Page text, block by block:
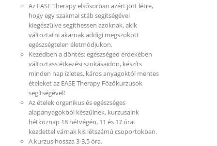
Az EASE Therapy elsősorban azért jött létre,
hogy egy szakmai stáb segítségével
kiegészülve segíthessen azoknak, akik
változtatni akarnak addigi megszokott
egészségtelen életmódjukon.
Kezedben a döntés: egészséged érdekében
változtass étkezési szokásaidon, készíts
minden nap ízletes, káros anyagoktól mentes
ételeket az EASE Therapy Főzőkurzusok
segítségével!
Az ételek organikus és egészséges
alapanyagokból készülnek, kurzusaink
hétköznap 18 hétvégén, 11 és 17 órai
kezdettel várnak kis létszámú csoportokban.
A kurzus hossza 3-3,5 óra.